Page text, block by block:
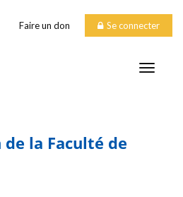
Faire un don Se connecter
la Faculté de